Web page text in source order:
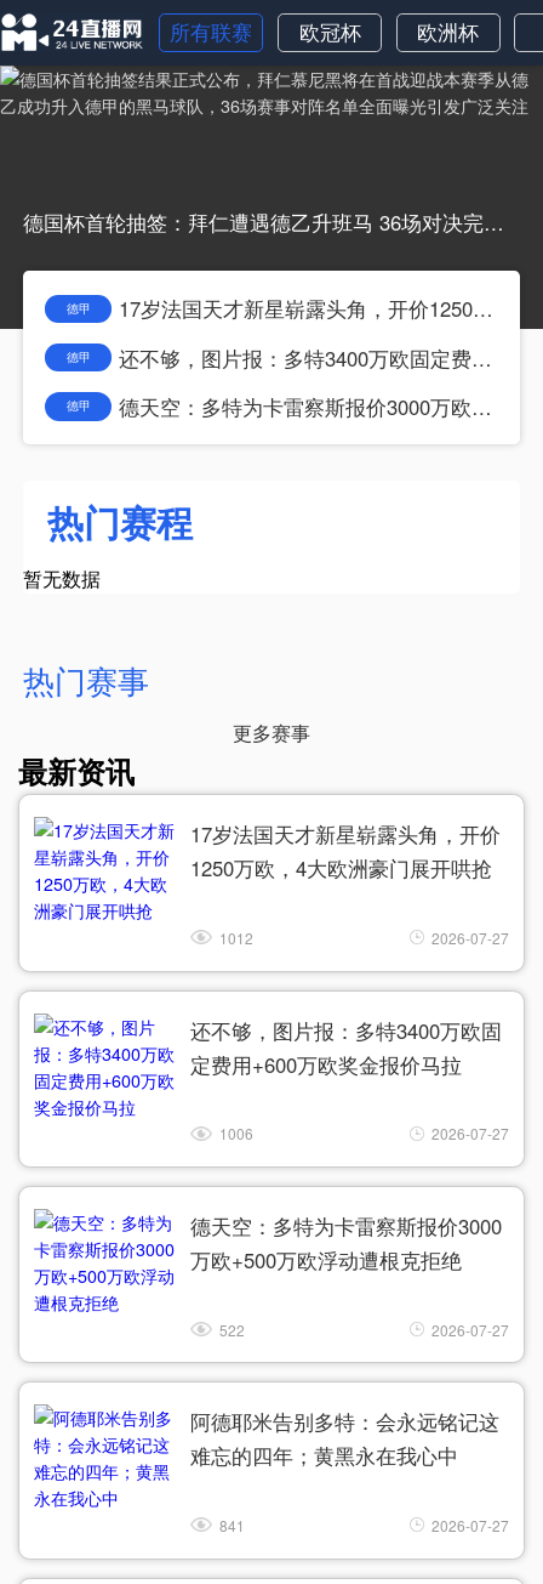
所有联赛 欧冠杯 欧洲杯
德国杯首轮抽签：拜仁遭遇德乙升班马 36场对决完整名单曝光,拜仁,德乙,霍芬海姆,柏林赫塔队,勒沃库森队,多特蒙德队,沙尔克04队,德国杯半决赛
德甲 17岁法国天才新星崭露头角，开价1250万欧，4大欧洲豪门展开哄抢
德甲 还不够，图片报：多特3400万欧固定费用+600万欧奖金报价马拉
德甲 德天空：多特为卡雷察斯报价3000万欧+500万欧浮动遭根克拒绝
热门赛程
暂无数据
热门赛事
更多赛事
最新资讯
17岁法国天才新星崭露头角，开价
1250万欧，4大欧洲豪门展开哄抢
1012 2026-07-27
还不够，图片报：多特3400万欧固
定费用+600万欧奖金报价马拉
1006 2026-07-27
德天空：多特为卡雷察斯报价3000
万欧+500万欧浮动遭根克拒绝
522 2026-07-27
阿德耶米告别多特：会永远铭记这
难忘的四年；黄黑永在我心中
841 2026-07-27